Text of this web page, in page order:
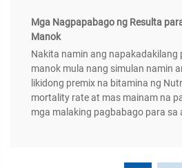
Mga Nagpapabago ng Resulta
Manok
Nakita namin ang napakadakilang
manok mula nang simulan namin
likidong premix na bitamina ng
mortality rate at mas mainam na
mga malaking pagbabago para sa